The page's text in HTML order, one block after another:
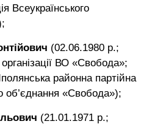
Всеукраїнського
(02.06.1980 р.;
ВО «Свобода»;
районна партійна
об’єднання «Свобода»);
(21.01.1971 р.;